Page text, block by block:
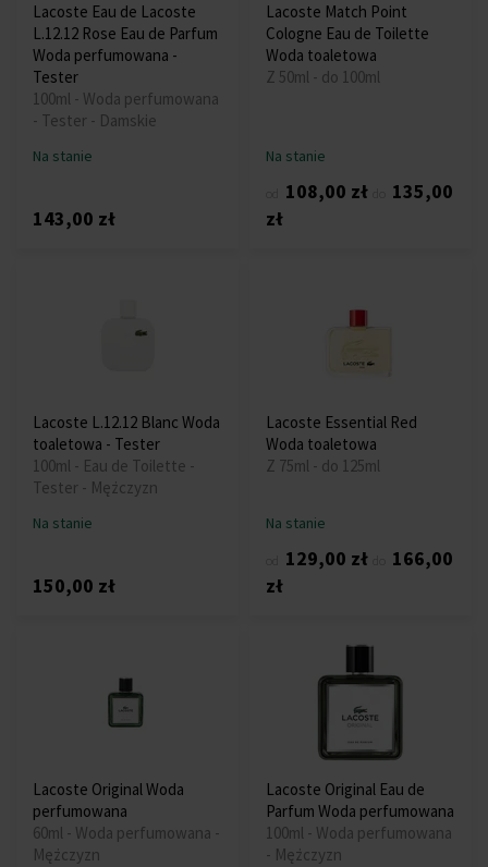
Lacoste Eau de Lacoste
L.12.12 Rose Eau de Parfum
Woda perfumowana -
Tester
100ml - Woda perfumowana
- Tester - Damskie
Na stanie
143,00 zł
Lacoste Match Point
Cologne Eau de Toilette
Woda toaletowa
Z 50ml - do 100ml
Na stanie
108,00 zł
135,00
zł
Lacoste L.12.12 Blanc Woda
toaletowa - Tester
100ml - Eau de Toilette -
Tester - Mężczyzn
Na stanie
150,00 zł
Lacoste Essential Red
Woda toaletowa
Z 75ml - do 125ml
Na stanie
129,00 zł
166,00
zł
Lacoste Original Woda
perfumowana
60ml - Woda perfumowana -
Mężczyzn
Lacoste Original Eau de
Parfum Woda perfumowana
100ml - Woda perfumowana
- Mężczyzn